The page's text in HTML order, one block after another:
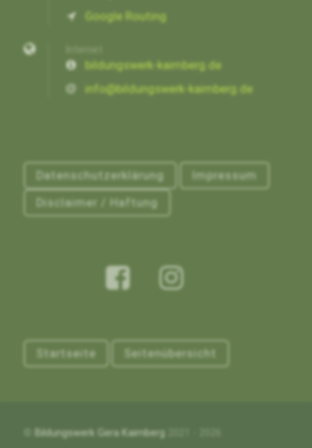
Google Routing
bildungswerk-kaimberg.de
info@bildungswerk-kaimberg.de
Datenschutzerklärung Impressum
Disclaimer / Haftung
Startseite Seitenübersicht
Bildungswerk Gera Kaimberg